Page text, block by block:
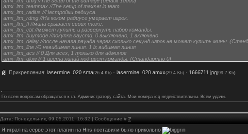
amx_ltm_teammax //The setup of maxset in team.
amx_ltm_radius //Настройки радиуса.
amx_ltm_rdmg //На коком радиусе умерает игрок.
amx_ltm_ff //мина срывает своих тоже.
amx_ltm_cbt //может купить и развернуть набор команды.
amx_ltm_buymode //покупка saycmd. 0 выключено, 1 включено
amx_ltm_delay //после начала раунда через сколько секунд игрок не может купить мины.
amx_ltm_line //0 невидимая линия. 1 is видимая линия
amx_ltm_acs // 0 Для всех, 1 только для админов
amx_ltm_glow // 1 цвета линий под цвет команды. (Стандартно 0)
Прикрепления: lasermine_020.sma(26.4 Kb) · lasermine_020.amxx(29.4 Kb) · 1666711.jpg(99.7 Kb)
По всем вопросам обращаться к гл. Администратору сайта. Мои номера icq недействительны. Всем удачи.
Дата: Понедельник, 09.05.2011, 16:32 | Сообщение # 2
Я играл на серве этот плагин на Hns поставили было прикольно